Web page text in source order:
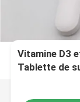
Vitamine D3
Tablette de